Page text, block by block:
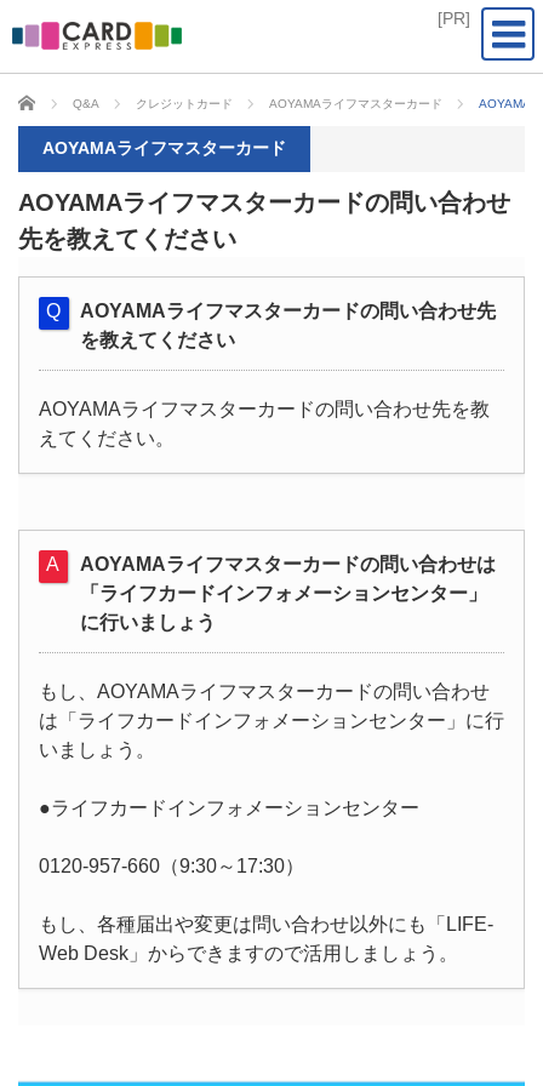
CARD EXPRESS
Q&A クレジットカード AOYAMAライフマスターカード AOYAMA
AOYAMAライフマスターカード
AOYAMAライフマスターカードの問い合わせ
先を教えてください
AOYAMAライフマスターカードの問い合わせ先
を教えてください
AOYAMAライフマスターカードの問い合わせ先を教
えてください。
AOYAMAライフマスターカードの問い合わせは
「ライフカードインフォメーションセンター」
に行いましょう
もし、AOYAMAライフマスターカードの問い合わせ
は「ライフカードインフォメーションセンター」に行
いましょう。
●ライフカードインフォメーションセンター
0120-957-660（9:30～17:30）
もし、各種届出や変更は問い合わせ以外にも「LIFE-
Web Desk」からできますので活用しましょう。